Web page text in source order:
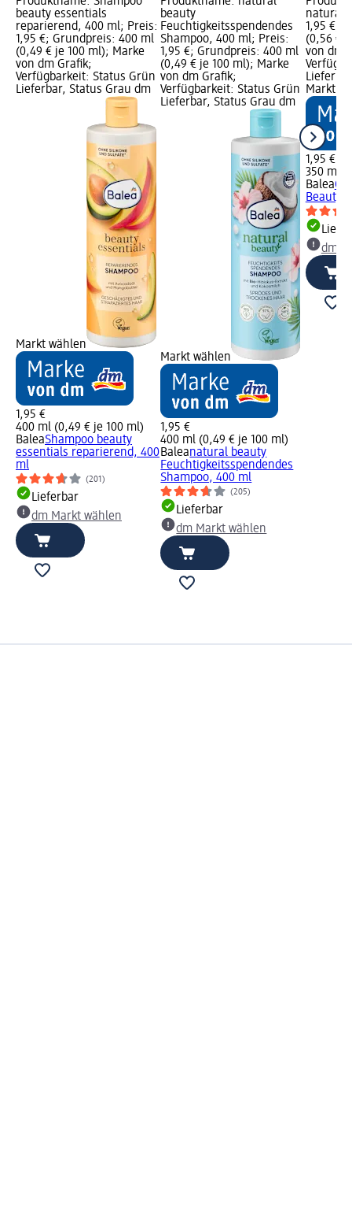
beauty essentials
reparierend, 400 ml; Preis:
1,95 €; Grundpreis: 400 ml
(0,49 € je 100 ml); Marke
von dm Grafik;
Verfügbarkeit: Status Grün
Lieferbar, Status Grau dm
Markt wählen
1,95 €
400 ml (0,49 € je 100 ml)
BaleaShampoo beauty
essentials reparierend, 400
ml
(201)
Lieferbar
dm Markt wählen
beauty
Feuchtigkeitsspendendes
Shampoo, 400 ml; Preis:
1,95 €; Grundpreis: 400 ml
(0,49 € je 100 ml); Marke
von dm Grafik;
Verfügbarkeit: Status Grün
Lieferbar, Status Grau dm
Markt wählen
1,95 €
400 ml (0,49 € je 100 ml)
Baleanatural beauty
Feuchtigkeitsspendendes
Shampoo, 400 ml
(205)
Lieferbar
dm Markt wählen
natural
1,95 €;
(0,56 €
von dm
Markt
1,95 €
350 ml
Balea
Beauty
dm